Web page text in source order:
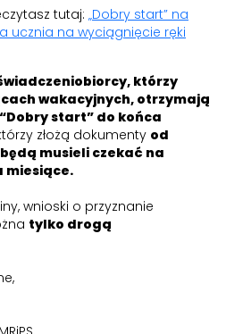
tutaj: „Dobry start” na
ucznia na wyciągnięcie ręki
którzy
wakacyjnych, otrzymają
start” do końca
złożą dokumenty od
musieli czekać na
miesiące.
wnioski o przyznanie
tylko drogą